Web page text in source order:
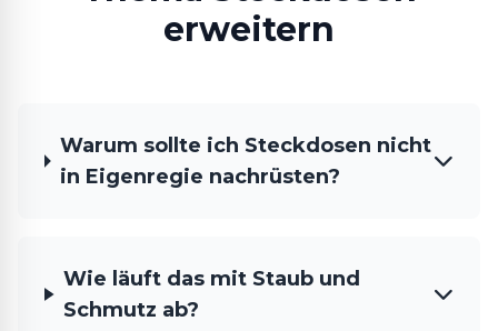
erweitern
Warum sollte ich Steckdosen nicht
in Eigenregie nachrüsten?
Wie läuft das mit Staub und
Schmutz ab?